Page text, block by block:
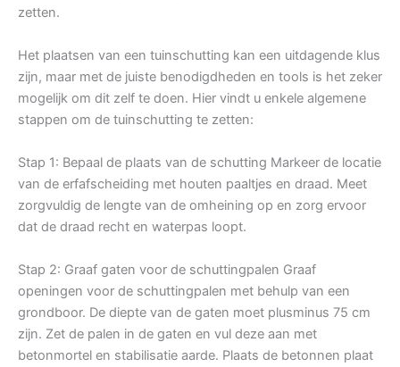
zetten.
Het plaatsen van een tuinschutting kan een uitdagende klus
zijn, maar met de juiste benodigdheden en tools is het zeker
mogelijk om dit zelf te doen. Hier vindt u enkele algemene
stappen om de tuinschutting te zetten:
Stap 1: Bepaal de plaats van de schutting Markeer de locatie
van de erfafscheiding met houten paaltjes en draad. Meet
zorgvuldig de lengte van de omheining op en zorg ervoor
dat de draad recht en waterpas loopt.
Stap 2: Graaf gaten voor de schuttingpalen Graaf
openingen voor de schuttingpalen met behulp van een
grondboor. De diepte van de gaten moet plusminus 75 cm
zijn. Zet de palen in de gaten en vul deze aan met
betonmortel en stabilisatie aarde. Plaats de betonnen plaat